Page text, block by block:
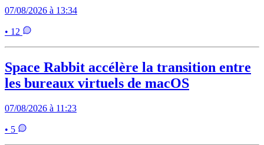
07/08/2026 à 13:34
• 12
Space Rabbit accélère la transition entre
les bureaux virtuels de macOS
07/08/2026 à 11:23
• 5